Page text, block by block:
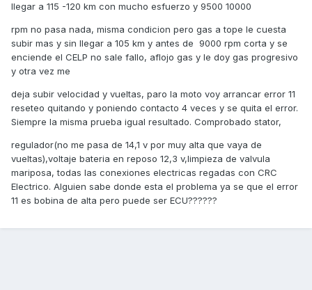
llegar a 115 -120 km con mucho esfuerzo y 9500 10000
rpm no pasa nada, misma condicion pero gas a tope le cuesta
subir mas y sin llegar a 105 km y antes de 9000 rpm corta y se
enciende el CELP no sale fallo, aflojo gas y le doy gas progresivo
y otra vez me
deja subir velocidad y vueltas, paro la moto voy arrancar error 11
reseteo quitando y poniendo contacto 4 veces y se quita el error.
Siempre la misma prueba igual resultado. Comprobado stator,
regulador(no me pasa de 14,1 v por muy alta que vaya de
vueltas),voltaje bateria en reposo 12,3 v,limpieza de valvula
mariposa, todas las conexiones electricas regadas con CRC
Electrico. Alguien sabe donde esta el problema ya se que el error
11 es bobina de alta pero puede ser ECU??????